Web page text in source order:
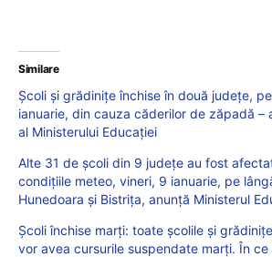
Similare
Școli și grădinițe închise în două județe,
ianuarie, din cauza căderilor de zăpadă –
al Ministerului Educației
Alte 31 de școli din 9 județe au fost
condițiile meteo, vineri, 9 ianuarie, pe
Hunedoara și Bistrița, anunță Ministerul
Școli închise marți: toate școlile și
vor avea cursurile suspendate marți. În